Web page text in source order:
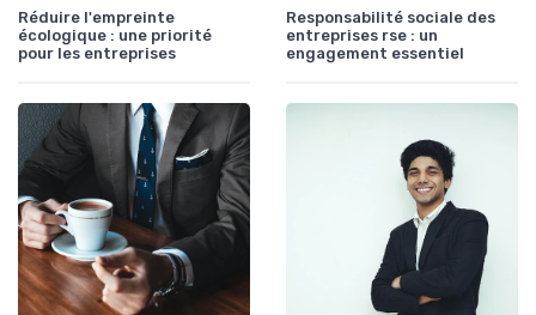
Réduire l'empreinte
écologique : une priorité
pour les entreprises
Responsabilité sociale des
entreprises rse : un
engagement essentiel